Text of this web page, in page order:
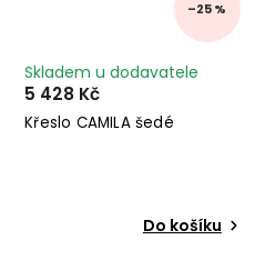
–25 %
Křeslo CAMILA šedé
Skladem u dodavatele
5 428 Kč
Do košíku